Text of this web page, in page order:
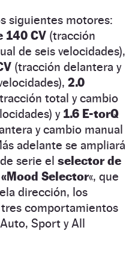
siguientes motores:
140 CV (tracción
de seis velocidades),
(tracción delantera y
2.0
total y cambio
y 1.6 E-torQ
y cambio manual
adelante se ampliará
serie el selector de
Selector«, que
dirección, los
comportamientos
Sport y All